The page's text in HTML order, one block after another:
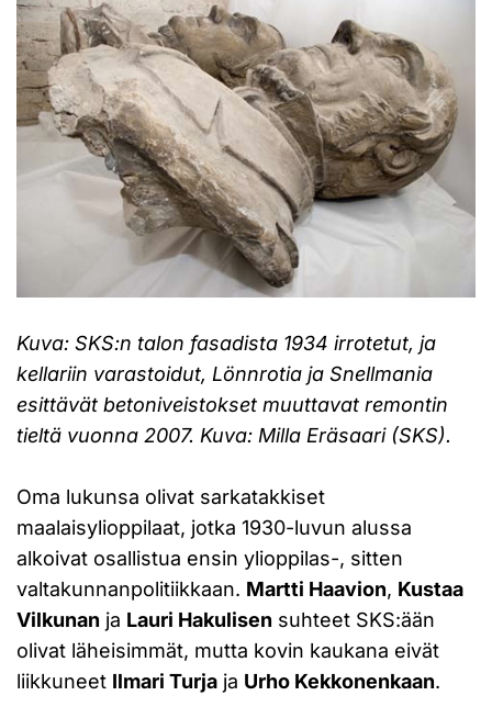
Kuva: SKS:n talon fasadista 1934 irrotetut, ja
kellariin varastoidut, Lönnrotia ja Snellmania
esittävät betoniveistokset muuttavat remontin
tieltä vuonna 2007. Kuva: Milla Eräsaari (SKS).
Oma lukunsa olivat sarkatakkiset
maalaisylioppilaat, jotka 1930-luvun alussa
alkoivat osallistua ensin ylioppilas-, sitten
valtakunnanpolitiikkaan. Martti Haavion, Kustaa
Vilkunan ja Lauri Hakulisen suhteet SKS:ään
olivat läheisimmät, mutta kovin kaukana eivät
liikkuneet Ilmari Turja ja Urho Kekkonenkaan.